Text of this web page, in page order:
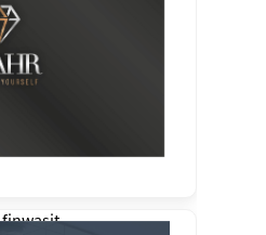
finwasit